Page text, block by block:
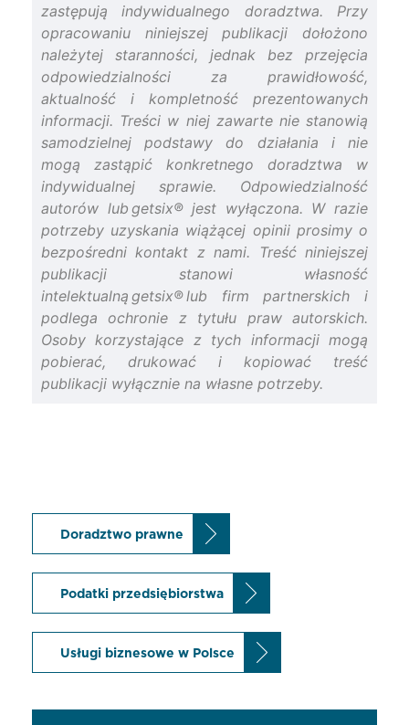
zastępują indywidualnego doradztwa. Przy
opracowaniu niniejszej publikacji dołożono
należytej staranności, jednak bez przejęcia
odpowiedzialności za prawidłowość,
aktualność i kompletność prezentowanych
informacji. Treści w niej zawarte nie stanowią
samodzielnej podstawy do działania i nie
mogą zastąpić konkretnego doradztwa w
indywidualnej sprawie. Odpowiedzialność
autorów lub getsix® jest wyłączona. W razie
potrzeby uzyskania wiążącej opinii prosimy o
bezpośredni kontakt z nami. Treść niniejszej
publikacji stanowi własność
intelektualną getsix® lub firm partnerskich i
podlega ochronie z tytułu praw autorskich.
Osoby korzystające z tych informacji mogą
pobierać, drukować i kopiować treść
publikacji wyłącznie na własne potrzeby.
Doradztwo prawne
Podatki przedsiębiorstwa
Usługi biznesowe w Polsce